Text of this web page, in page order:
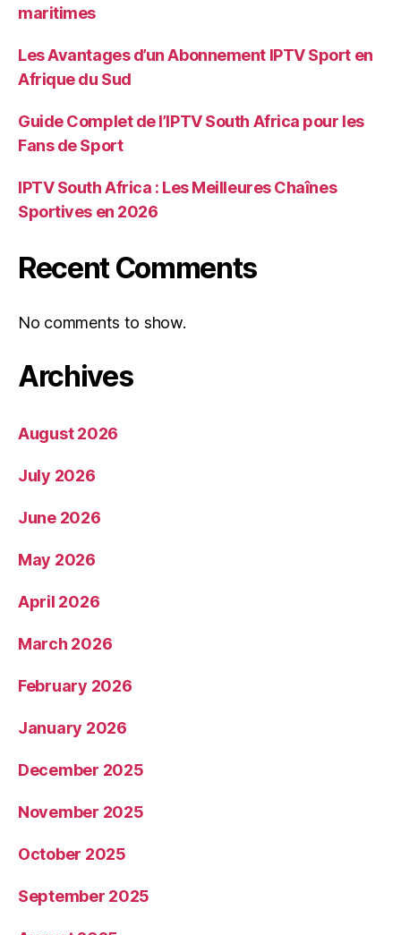
maritimes
Les Avantages d’un Abonnement IPTV Sport en
Afrique du Sud
Guide Complet de l’IPTV South Africa pour les
Fans de Sport
IPTV South Africa : Les Meilleures Chaînes
Sportives en 2026
Recent Comments
No comments to show.
Archives
August 2026
July 2026
June 2026
May 2026
April 2026
March 2026
February 2026
January 2026
December 2025
November 2025
October 2025
September 2025